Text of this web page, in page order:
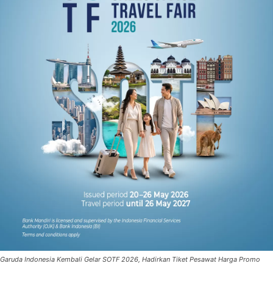
Garuda Indonesia Kembali Gelar SOTF 2026, Hadirkan Tiket Pesawat Harga Promo